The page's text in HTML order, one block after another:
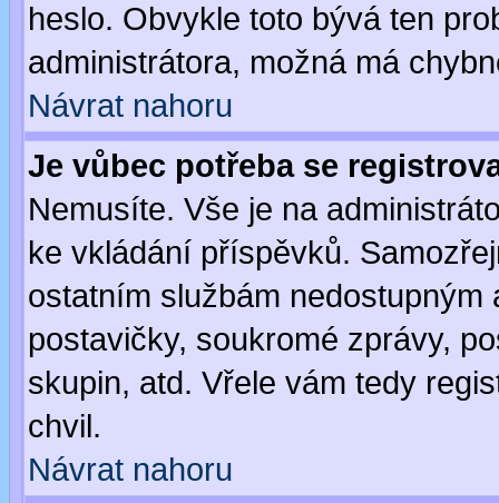
heslo. Obvykle toto bývá ten
administrátora, možná má
Návrat nahoru
Je vůbec potřeba se
Nemusíte. Vše je na
ke vkládání příspěvků.
ostatním službám
postavičky, soukromé zprávy,
skupin, atd. Vřele vám tedy
chvil.
Návrat nahoru